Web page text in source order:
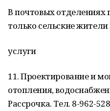
В почтовых отделениях
только сельские
услуги
11. Проектирование и
отопления,
Рассрочка. Тел. 8-962-